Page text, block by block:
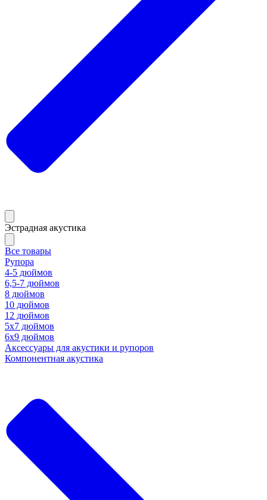
Эстрадная акустика
Все товары
Рупора
4-5 дюймов
6,5-7 дюймов
8 дюймов
10 дюймов
12 дюймов
5x7 дюймов
6х9 дюймов
Аксессуары для акустики и рупоров
Компонентная акустика